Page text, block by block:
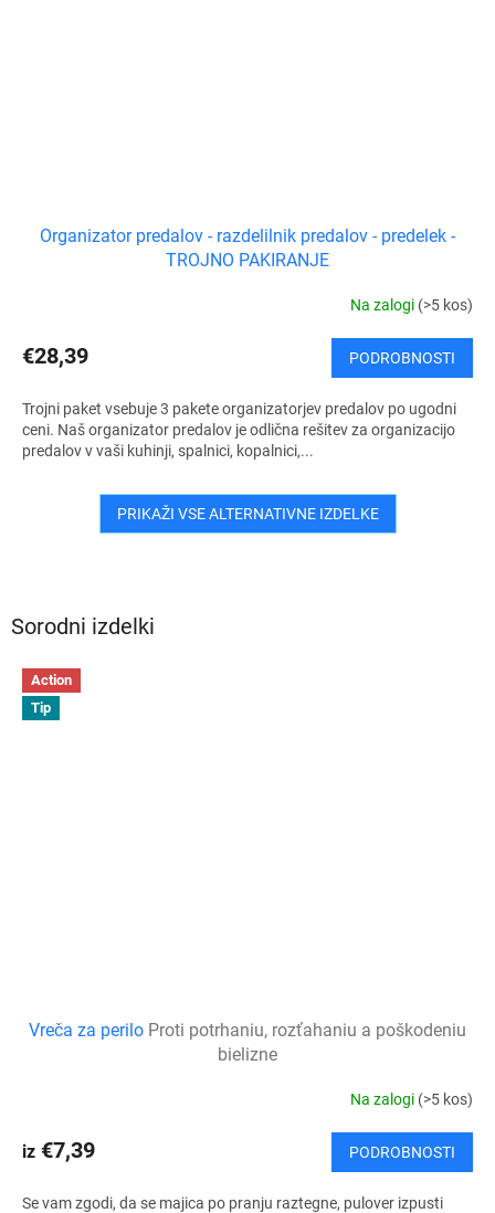
Sorodni izdelki
Action
Tip
Vreča za perilo Proti potrhaniu, rozťahaniu a poškodeniu
bielizne
Na zalogi (>5 kos)
iz €7,39 PODROBNOSTI
Se vam zgodi, da se majica po pranju raztegne, pulover izpusti
Organizator predalov - razdelilnik predalov - predelek -
TROJNO PAKIRANJE
Na zalogi (>5 kos)
€28,39 PODROBNOSTI
Trojni paket vsebuje 3 pakete organizatorjev predalov po ugodni
ceni. Naš organizator predalov je odlična rešitev za organizacijo
predalov v vaši kuhinji, spalnici, kopalnici,...
PRIKAŽI VSE ALTERNATIVNE IZDELKE